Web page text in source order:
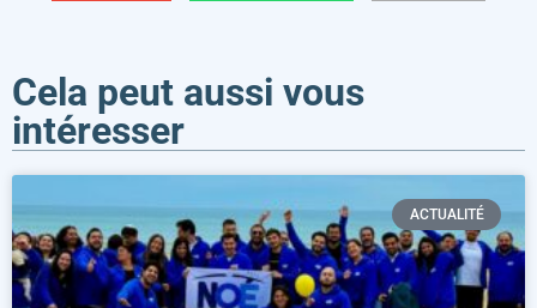
Cela peut aussi vous
intéresser
ACTUALITÉ